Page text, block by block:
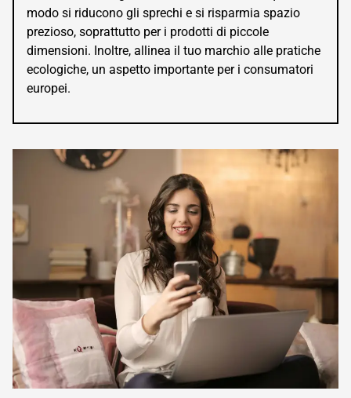
modo si riducono gli sprechi e si risparmia spazio
prezioso, soprattutto per i prodotti di piccole
dimensioni. Inoltre, allinea il tuo marchio alle pratiche
ecologiche, un aspetto importante per i consumatori
europei.